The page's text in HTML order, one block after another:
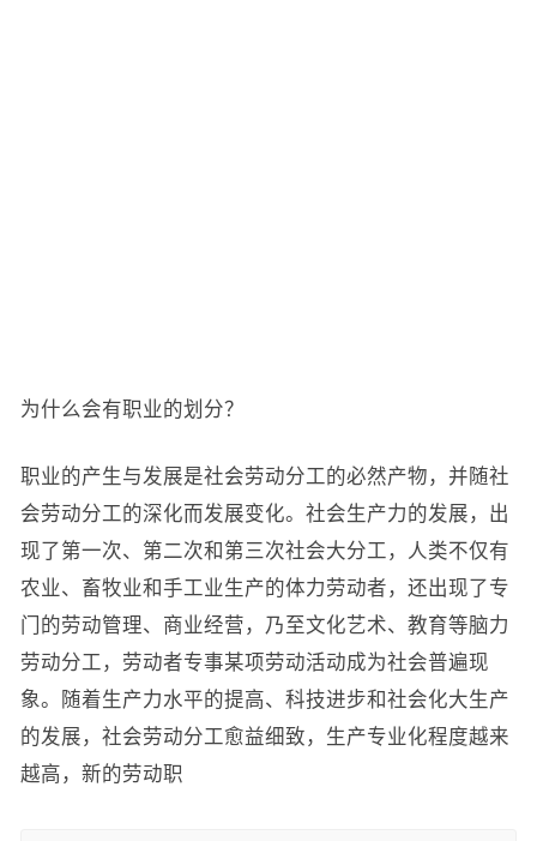
为什么会有职业的划分？
职业的产生与发展是社会劳动分工的必然产物，并随社
会劳动分工的深化而发展变化。社会生产力的发展，出
现了第一次、第二次和第三次社会大分工，人类不仅有
农业、畜牧业和手工业生产的体力劳动者，还出现了专
门的劳动管理、商业经营，乃至文化艺术、教育等脑力
劳动分工，劳动者专事某项劳动活动成为社会普遍现
象。随着生产力水平的提高、科技进步和社会化大生产
的发展，社会劳动分工愈益细致，生产专业化程度越来
越高，新的劳动职